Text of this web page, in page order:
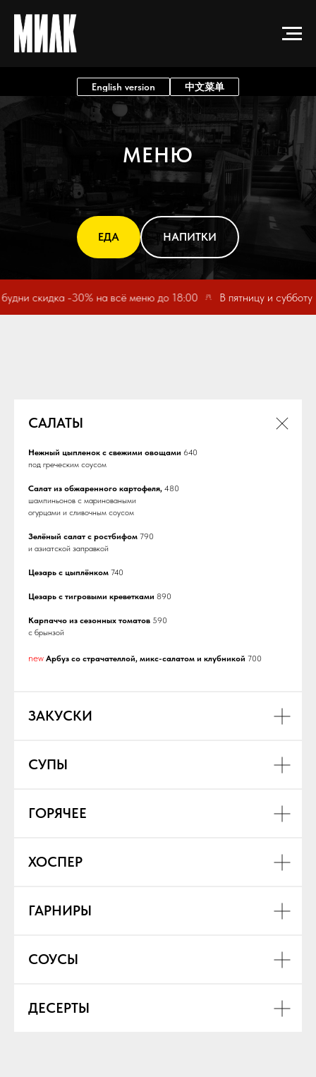
English version 中文菜单
МЕНЮ
ЕДА НАПИТКИ
скидка -30% на всё меню до 18:00 В пятницу и субботу
САЛАТЫ
Нежный цыпленок с свежими овощами 640
под греческим соусом
Салат из обжаренного картофеля, 480
шампиньонов с мариноваными
огурцами и сливочным соусом
Зелёный салат с ростбифом 790
и азиатской заправкой
Цезарь с цыплёнком 740
Цезарь с тигровыми креветками 890
Карпаччо из сезонных томатов 590
с брынзой
new Арбуз со страчателлой, микс-салатом и клубникой 700
ЗАКУСКИ
СУПЫ
ГОРЯЧЕЕ
ХОСПЕР
ГАРНИРЫ
СОУСЫ
ДЕСЕРТЫ